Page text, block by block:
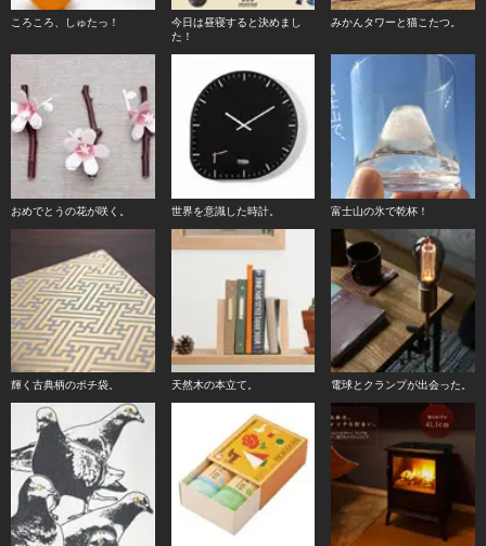
ころころ、しゅたっ！
今日は昼寝すると決めまし
た！
みかんタワーと猫こたつ。
おめでとうの花が咲く。 世界を意識した時計。 富士山の氷で乾杯！
輝く古典柄のポチ袋。 天然木の本立て。 電球とクランプが出会った。